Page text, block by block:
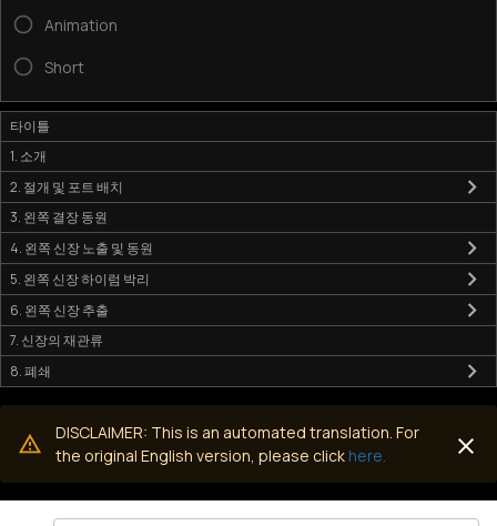
Animation
Short
타이틀
1. 소개
2. 절개 및 포트 배치
3. 왼쪽 결장 동원
4. 왼쪽 신장 노출 및 동원
5. 왼쪽 신장 하이럼 박리
6. 왼쪽 신장 추출
7. 신장의 재관류
8. 폐쇄
DISCLAIMER: This is an automated translation. For
the original English version, please click here.